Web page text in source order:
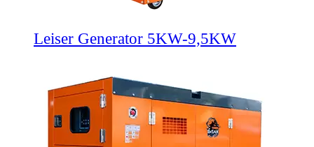
Leiser Generator 5KW-9,5KW